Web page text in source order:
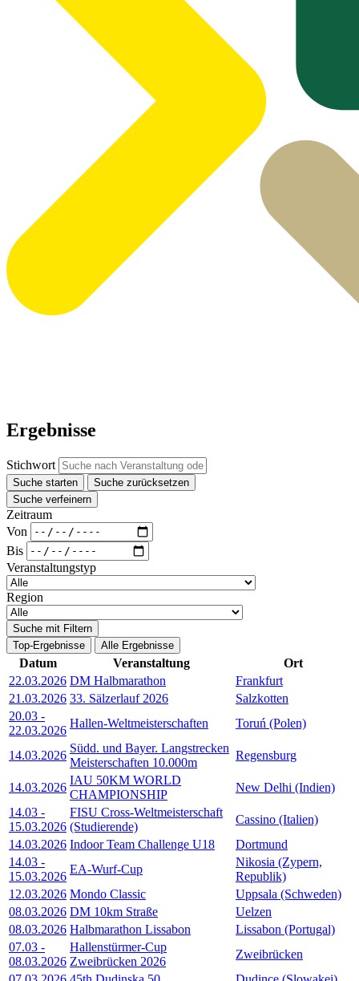
Ergebnisse
Stichwort
Suche starten
Suche zurücksetzen
Suche verfeinern
Zeitraum
Von
Bis
Veranstaltungstyp
Region
Suche mit Filtern
Top-Ergebnisse
Alle Ergebnisse
Datum Veranstaltung
Ort
22.03.2026 DM Halbmarathon
Frankfurt
21.03.2026 33. Sälzerlauf 2026
Salzkotten
20.03 -
22.03.2026
Hallen-Weltmeisterschaften Toruń (Polen)
14.03.2026
Südd. und Bayer. Langstrecken
Meisterschaften 10.000m
Regensburg
14.03.2026
IAU 50KM WORLD
CHAMPIONSHIP
New Delhi (Indien)
14.03 -
15.03.2026
FISU Cross-Weltmeisterschaft
(Studierende)
Cassino (Italien)
14.03.2026 Indoor Team Challenge U18
Dortmund
14.03 -
15.03.2026
EA-Wurf-Cup
Nikosia (Zypern,
Republik)
12.03.2026 Mondo Classic
Uppsala (Schweden)
08.03.2026 DM 10km Straße
Uelzen
08.03.2026 Halbmarathon Lissabon
Lissabon (Portugal)
07.03 -
08.03.2026
Hallenstürmer-Cup
Zweibrücken 2026
Zweibrücken